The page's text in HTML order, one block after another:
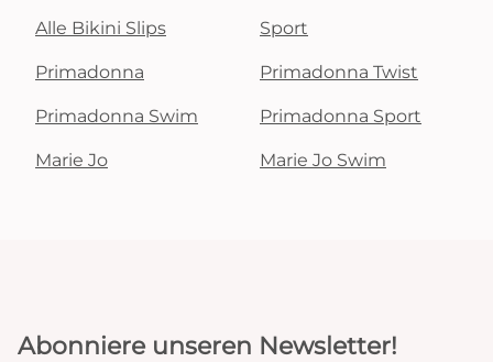
Alle Bikini Slips Sport
Primadonna Primadonna Twist
Primadonna Swim Primadonna Sport
Marie Jo Marie Jo Swim
Abonniere unseren Newsletter!